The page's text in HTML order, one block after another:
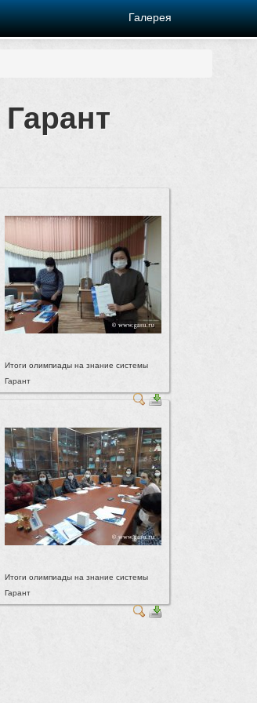
Галерея
Итоги олимпиады на знание системы
Гарант
Итоги олимпиады на знание системы
Гарант